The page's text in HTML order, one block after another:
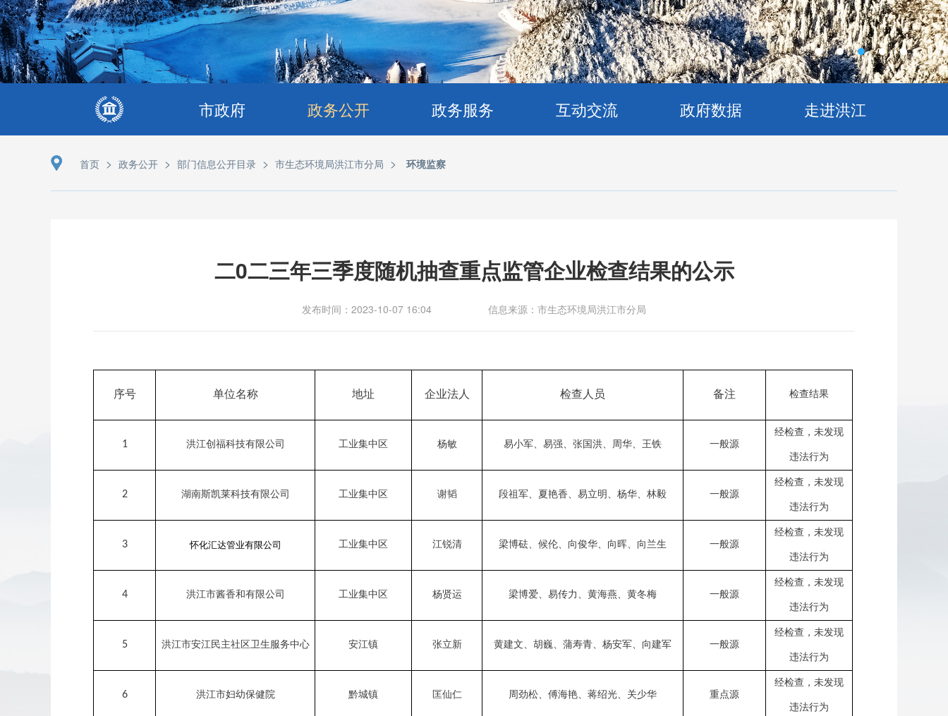
市政府 政务公开 政务服务 互动交流 政府数据 走进洪江
首页 > 政务公开 > 部门信息公开目录 > 市生态环境局洪江市分局 > 环境监察
二0二三年三季度随机抽查重点监管企业检查结果的公示
发布时间：2023-10-07 16:04 信息来源：市生态环境局洪江市分局
序号 单位名称 地址 企业法人 检查人员 备注 检查结果
1 洪江创福科技有限公司 工业集中区 杨敏 易小军、易强、 张国 洪、周华、王铁 一般源
经检查，未发现
违法行为
2 湖南斯凯莱科技有限公司 工业集中区 谢韬 段祖军、夏艳香、 易立明 、杨华、林毅 一般源
经检查，未发现
违法行为
3 怀化汇达管业有限公司 工业集中区 江锐清 梁博砝、 候伦、向俊华、 向晖、向兰生 一般源
经检查，未发现
违法行为
4 洪江市酱香和有限公司 工业集中区 杨贤运 梁博爱、 易传力 、 黄海燕、黄冬梅 一般源
经检查，未发现
违法行为
5 洪江市安江民主社区卫生服务中心 安江镇 张立新 黄建文、 胡巍、蒲寿青、 杨安军、向建军 一般源
经检查，未发现
违法行为
6 洪江市妇幼保健院 黔城镇 匡仙仁 周劲松、 傅海艳、 蒋绍光、 关少华 重点源
经检查，未发现
违法行为